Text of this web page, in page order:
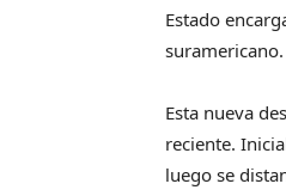
Estado
suramericano.
Esta nueva
reciente.
luego se